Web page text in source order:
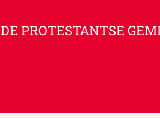
DE PROTESTANTSE